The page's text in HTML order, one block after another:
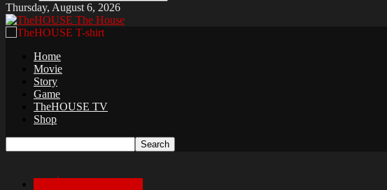
Thursday, August 6, 2026
The House
Home
Movie
Story
Game
TheHOUSE TV
Shop